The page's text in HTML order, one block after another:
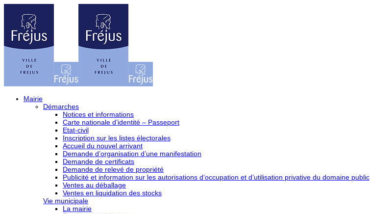
Mairie
Démarches
Notices et informations
Carte nationale d’identité – Passeport
Etat-civil
Inscription sur les listes électorales
Accueil du nouvel arrivant
Demande d’organisation d’une manifestation
Demande de certificats
Demande de relevé de propriété
Publicité et information sur les autorisations d’occupation et d’utilisation privative du domaine public
Ventes au déballage
Ventes en liquidation des stocks
Vie municipale
La mairie